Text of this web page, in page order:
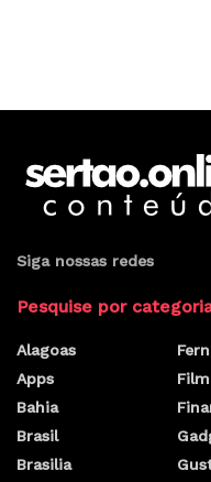
Siga nossas redes
Pesquise por
Alagoas
Apps
Bahia
Brasil
Brasilia